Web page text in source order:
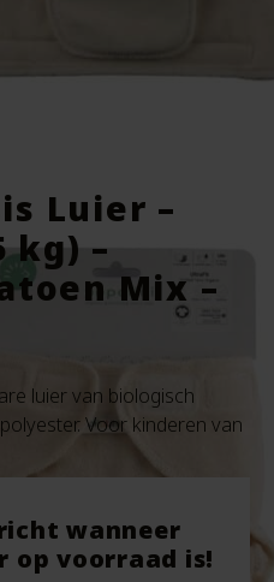
Luier –
kg) –
Mix –
luier van biologisch
Voor kinderen van
wanneer
op voorraad is!